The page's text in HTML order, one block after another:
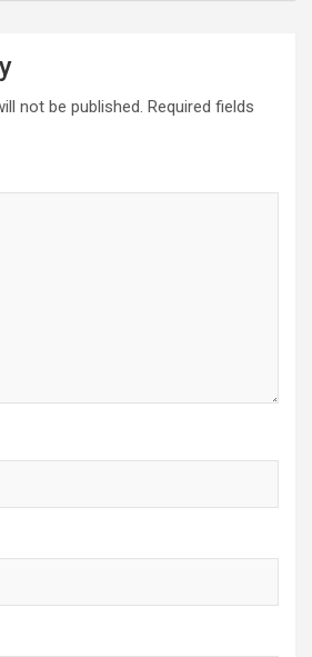
not be published. Required fields